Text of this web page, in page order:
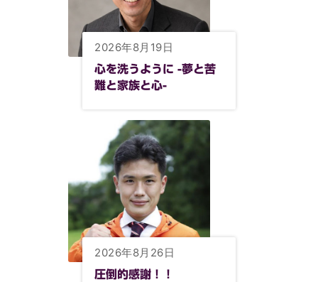
2026年8月19日
心を洗うように -夢と苦
難と家族と心-
2026年8月26日
圧倒的感謝！！